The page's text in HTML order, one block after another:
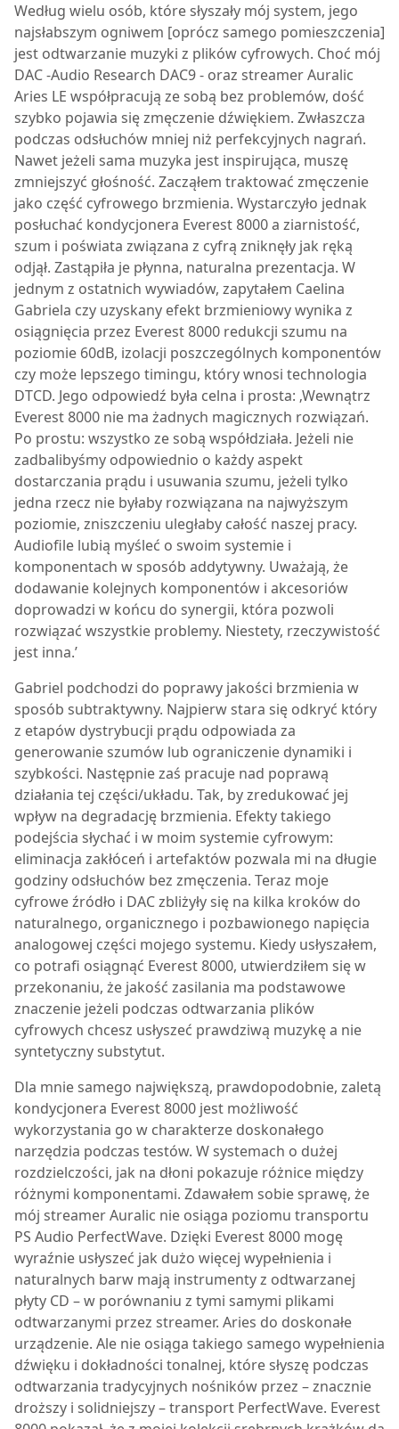
Według wielu osób, które słyszały mój system, jego
najsłabszym ogniwem [oprócz samego pomieszczenia]
jest odtwarzanie muzyki z plików cyfrowych. Choć mój
DAC -Audio Research DAC9 - oraz streamer Auralic
Aries LE współpracują ze sobą bez problemów, dość
szybko pojawia się zmęczenie dźwiękiem. Zwłaszcza
podczas odsłuchów mniej niż perfekcyjnych nagrań.
Nawet jeżeli sama muzyka jest inspirująca, muszę
zmniejszyć głośność. Zacząłem traktować zmęczenie
jako część cyfrowego brzmienia. Wystarczyło jednak
posłuchać kondycjonera Everest 8000a ziarnistość,
szum i poświata związana z cyfrą zniknęły jak ręką
odjął. Zastąpiła je płynna, naturalna prezentacja. W
jednym z ostatnich wywiadów, zapytałem Caelina
Gabriela czy uzyskany efekt brzmieniowy wynika z
osiągnięcia przez Everest 8000 redukcji szumu na
poziomie 60dB, izolacji poszczególnych komponentów
czy może lepszego timingu, który wnosi technologia
DTCD. Jego odpowiedź była celna i prosta: ‚Wewnątrz
Everest 8000 nie ma żadnych magicznych rozwiązań.
Po prostu: wszystko ze sobą współdziała. Jeżeli nie
zadbalibyśmy odpowiednio o każdy aspekt
dostarczania prądu i usuwania szumu, jeżeli tylko
jedna rzecz nie byłaby rozwiązana na najwyższym
poziomie, zniszczeniu uległaby całość naszej pracy.
Audiofile lubią myśleć o swoim systemie i
komponentach w sposób addytywny. Uważają, że
dodawanie kolejnych komponentów i akcesoriów
doprowadzi w końcu do synergii, która pozwoli
rozwiązać wszystkie problemy. Niestety, rzeczywistość
jest inna.’
Gabriel podchodzi do poprawy jakości brzmienia w
sposób subtraktywny. Najpierw stara się odkryć który
z etapów dystrybucji prądu odpowiada za
generowanie szumów lub ograniczenie dynamiki i
szybkości. Następnie zaś pracuje nad poprawą
działania tej części/układu. Tak, by zredukować jej
wpływ na degradację brzmienia. Efekty takiego
podejścia słychać i w moim systemie cyfrowym:
eliminacja zakłóceń i artefaktów pozwala mi na długie
godziny odsłuchów bez zmęczenia. Teraz moje
cyfrowe źródło i DAC zbliżyły się na kilka kroków do
naturalnego, organicznego i pozbawionego napięcia
analogowej części mojego systemu. Kiedy usłyszałem,
co potrafi osiągnąć Everest 8000, utwierdziłem się w
przekonaniu, że jakość zasilania ma podstawowe
znaczenie jeżeli podczas odtwarzania plików
cyfrowych chcesz usłyszeć prawdziwą muzykę a nie
syntetyczny substytut.
Dla mnie samego największą, prawdopodobnie, zaletą
kondycjonera Everest 8000 jest możliwość
wykorzystania go w charakterze doskonałego
narzędzia podczas testów. W systemach o dużej
rozdzielczości, jak na dłoni pokazuje różnice między
różnymi komponentami. Zdawałem sobie sprawę, że
mój streamer Auralic nie osiąga poziomu transportu
PS Audio PerfectWave. Dzięki Everest 8000 mogę
wyraźnie usłyszeć jak dużo więcej wypełnienia i
naturalnych barw mają instrumenty z odtwarzanej
płyty CD – w porównaniu z tymi samymi plikami
odtwarzanymi przez streamer. Aries do doskonałe
urządzenie. Ale nie osiąga takiego samego wypełnienia
dźwięku i dokładności tonalnej, które słyszę podczas
odtwarzania tradycyjnych nośników przez – znacznie
droższy i solidniejszy – transport PerfectWave. Everest